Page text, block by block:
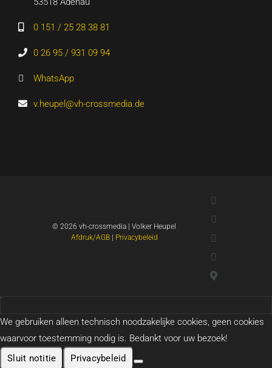
0 151 / 25 28 38 81
0 26 95 / 931 09 94
WhatsApp
v.heupel@vh-crossmedia.de
© 2026 vh-crossmedia | Volker Heupel
Afdruk/AGB| Privacybeleid
Google-
We gebruiken alleen technisch noodzakelijke cookies, geen cookies
waarvoor toestemming nodig is. Bedankt voor uw bezoek!
Sluit notitie
Privacybeleid